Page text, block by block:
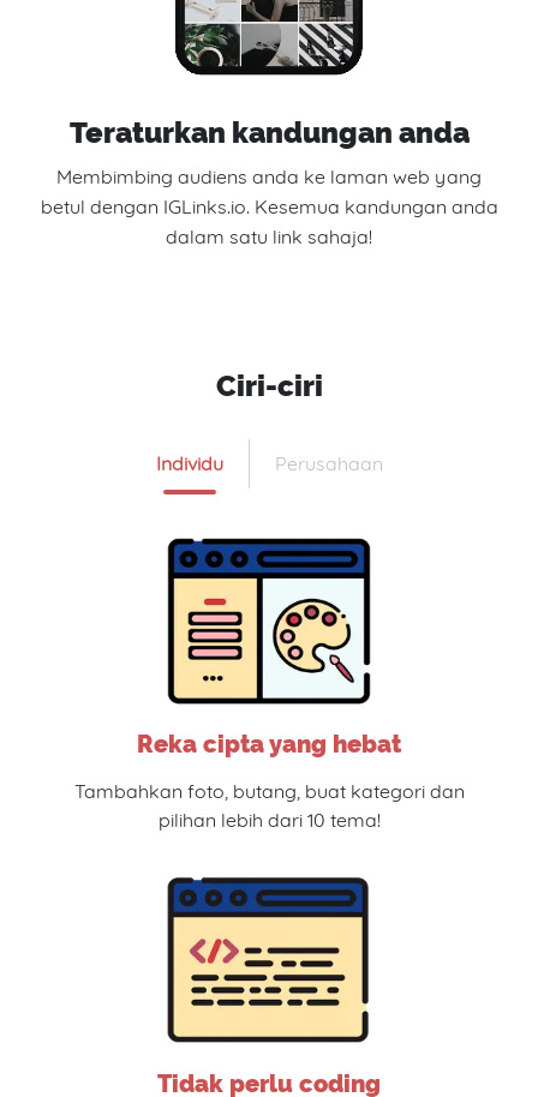
Teraturkan kandungan anda
Membimbing audiens anda ke laman web yang
betul dengan IGLinks.io. Kesemua kandungan anda
dalam satu link sahaja!
Ciri-ciri
Individu Perusahaan
Reka cipta yang hebat
Tambahkan foto, butang, buat kategori dan
pilihan lebih dari 10 tema!
Tidak perlu coding